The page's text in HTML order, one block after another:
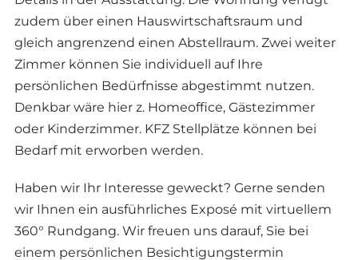
zudem über einen Hauswirtschaftsraum und
gleich angrenzend einen Abstellraum. Zwei weiter
Zimmer können Sie individuell auf Ihre
persönlichen Bedürfnisse abgestimmt nutzen.
Denkbar wäre hier z. Homeoffice, Gästezimmer
oder Kinderzimmer. KFZ Stellplätze können bei
Bedarf mit erworben werden.
Haben wir Ihr Interesse geweckt? Gerne senden
wir Ihnen ein ausführliches Exposé mit virtuellem
360° Rundgang. Wir freuen uns darauf, Sie bei
einem persönlichen Besichtigungstermin